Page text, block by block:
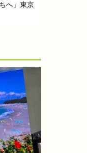
へ」東京